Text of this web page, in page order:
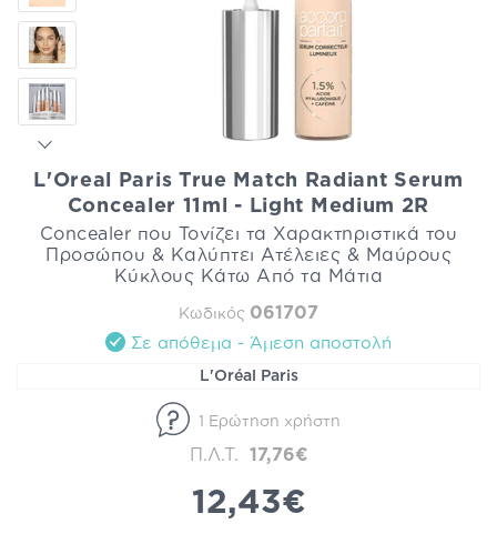
L'Oreal Paris True Match Radiant Serum
Concealer 11ml - Light Medium 2R
Concealer που Τονίζει τα Χαρακτηριστικά του
Προσώπου & Καλύπτει Ατέλειες & Μαύρους
Κύκλους Κάτω Από τα Μάτια
Κωδικός 061707
Σε απόθεμα - Άμεση αποστολή
L'Oréal Paris
1 Ερώτηση χρήστη
Π.Λ.Τ. 17,76€
12,43€